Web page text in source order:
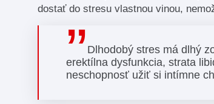
dostať do stresu vlastnou vinou,
Dlhodobý stres má dlhý
erektílna dysfunkcia, strata
neschopnosť užiť si intímne